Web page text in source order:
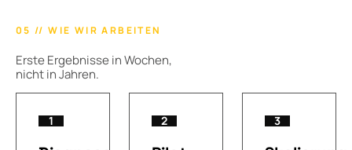
05 // WIE WIR ARBEITEN
Erste Ergebnisse in Wochen,
nicht in Jahren.
1 2 3